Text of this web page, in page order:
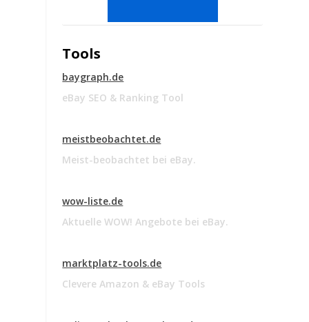
Tools
baygraph.de
eBay SEO & Ranking Tool
meistbeobachtet.de
Meist-beobachtet bei eBay.
wow-liste.de
Aktuelle WOW! Angebote bei eBay.
marktplatz-tools.de
Clevere Amazon & eBay Tools